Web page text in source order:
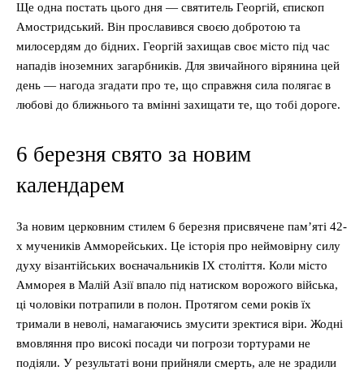
Ще одна постать цього дня — святитель Георгій, єпископ
Амостридський. Він прославився своєю добротою та
милосердям до бідних. Георгій захищав своє місто під час
нападів іноземних загарбників. Для звичайного вірянина цей
день — нагода згадати про те, що справжня сила полягає в
любові до ближнього та вмінні захищати те, що тобі дороге.
6 березня свято за новим
календарем
За новим церковним стилем 6 березня присвячене пам’яті 42-
х мучеників Амморейських. Це історія про неймовірну силу
духу візантійських воєначальників IX століття. Коли місто
Амморея в Малій Азії впало під натиском ворожого війська,
ці чоловіки потрапили в полон. Протягом семи років їх
тримали в неволі, намагаючись змусити зректися віри. Жодні
вмовляння про високі посади чи погрози тортурами не
подіяли. У результаті вони прийняли смерть, але не зрадили